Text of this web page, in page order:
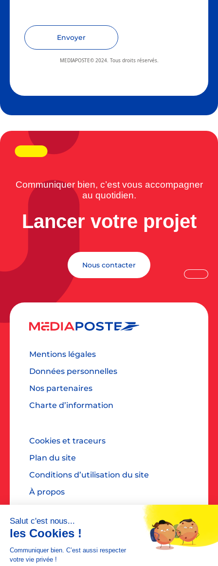
Envoyer
MEDIAPOSTE© 2024. Tous droits réservés.
Communiquer bien, c’est vous accompagner
au quotidien.
Lancer votre projet
Nous contacter
Mentions légales
Données personnelles
Nos partenaires
Charte d’information
Cookies et traceurs
Plan du site
Conditions d’utilisation du site
À propos
Accessibilité : non conforme
Contact presse : diane@dialoguespr.fr